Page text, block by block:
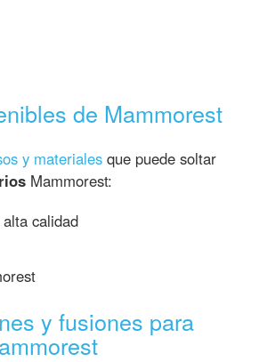
de Mammorest
y materiales que puede soltar
Mammorest:
calidad
y fusiones para